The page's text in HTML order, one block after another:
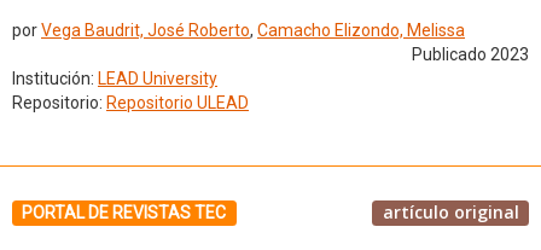
porVega Baudrit, José Roberto, Camacho Elizondo, Melissa
Publicado 2023
Institución: LEAD University
Repositorio: Repositorio ULEAD
PORTAL DE REVISTAS TEC artículo original